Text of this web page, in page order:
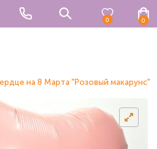
0 0
на 8 Марта "Розовый макарунс"